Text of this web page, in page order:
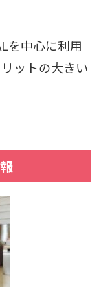
を中心に利用
ットの大きい